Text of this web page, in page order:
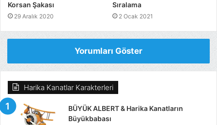
Korsan Şakası
29 Aralık 2020
Sıralama
2 Ocak 2021
Yorumları Göster
Harika Kanatlar Karakterleri
BÜYÜK ALBERT & Harika Kanatların
Büyükbabası